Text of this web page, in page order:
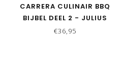
CARRERA CULINAIR BBQ
BIJBEL DEEL 2 - JULIUS
JASPERS
€36,95